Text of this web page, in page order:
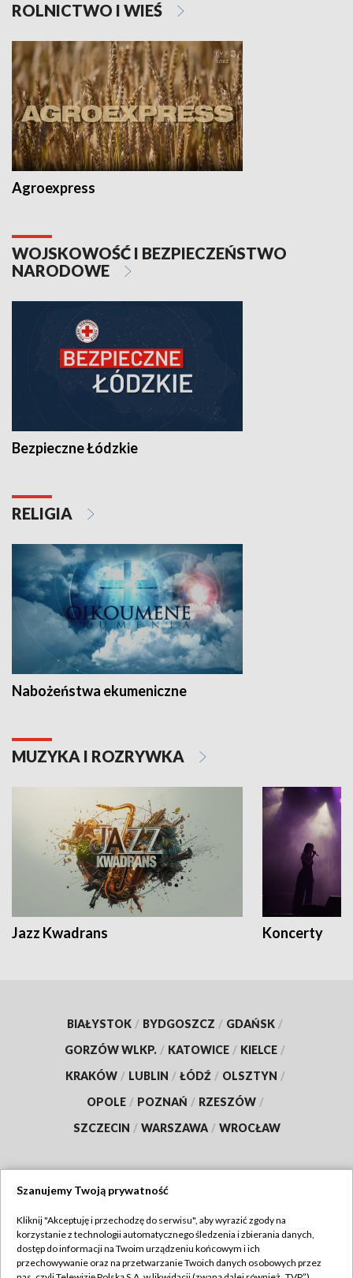
ROLNICTWO I WIEŚ
Agroexpress
WOJSKOWOŚĆ I BEZPIECZEŃSTWO
NARODOWE
Bezpieczne Łódzkie
RELIGIA
Nabożeństwa ekumeniczne
MUZYKA I ROZRYWKA
Jazz Kwadrans Koncerty
BIAŁYSTOK / BYDGOSZCZ / GDAŃSK /
GORZÓW WLKP. / KATOWICE / KIELCE /
KRAKÓW / LUBLIN / ŁÓDŹ / OLSZTYN /
OPOLE / POZNAŃ / RZESZÓW /
SZCZECIN / WARSZAWA / WROCŁAW
TVP
Abonament TVP
Regulamin TVP
Szanujemy Twoją prywatność
Kliknij "Akceptuję i przechodzę do serwisu", aby wyrazić zgody na
korzystanie z technologii automatycznego śledzenia i zbierania danych,
dostęp do informacji na Twoim urządzeniu końcowym i ich
przechowywanie oraz na przetwarzanie Twoich danych osobowych przez